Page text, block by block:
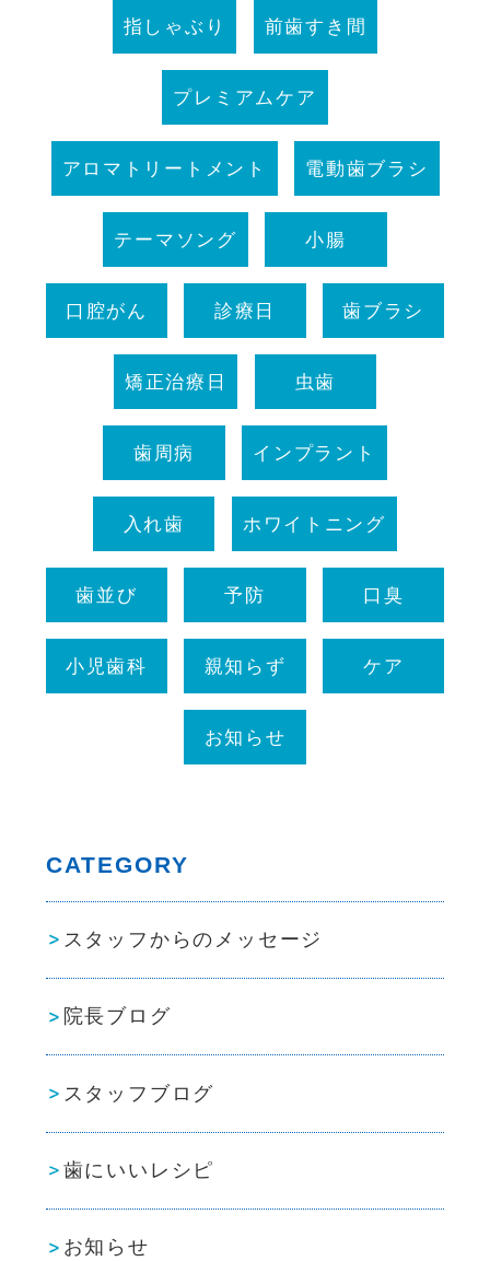
指しゃぶり 前歯すき間
プレミアムケア
アロマトリートメント 電動歯ブラシ
テーマソング 小腸
口腔がん 診療日 歯ブラシ
矯正治療日 虫歯
歯周病 インプラント
入れ歯 ホワイトニング
歯並び 予防 口臭
小児歯科 親知らず ケア
お知らせ
CATEGORY
スタッフからのメッセージ
院長ブログ
スタッフブログ
歯にいいレシピ
お知らせ